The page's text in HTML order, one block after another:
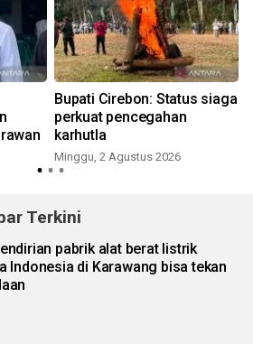
Bupati Cirebon: Status siaga
perkuat pencegahan
karhutla
Minggu, 2 Agustus 2026
Terkini
pabrik alat berat listrik
Indonesia di Karawang bisa tekan